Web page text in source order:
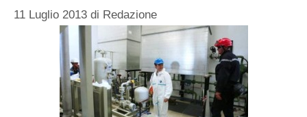
11 Luglio 2013 di Redazione